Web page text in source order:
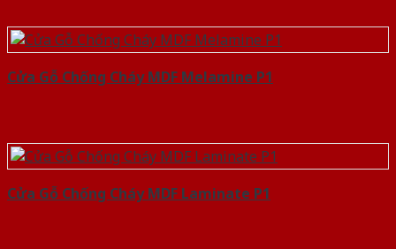
Cửa Gỗ Chống Cháy MDF Melamine P1
Cửa Gỗ Chống Cháy MDF Laminate P1